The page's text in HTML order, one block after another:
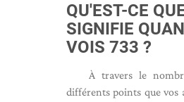
QU'EST-CE
SIGNIFIE
VOIS 733 ?
À travers le
différents points que vos